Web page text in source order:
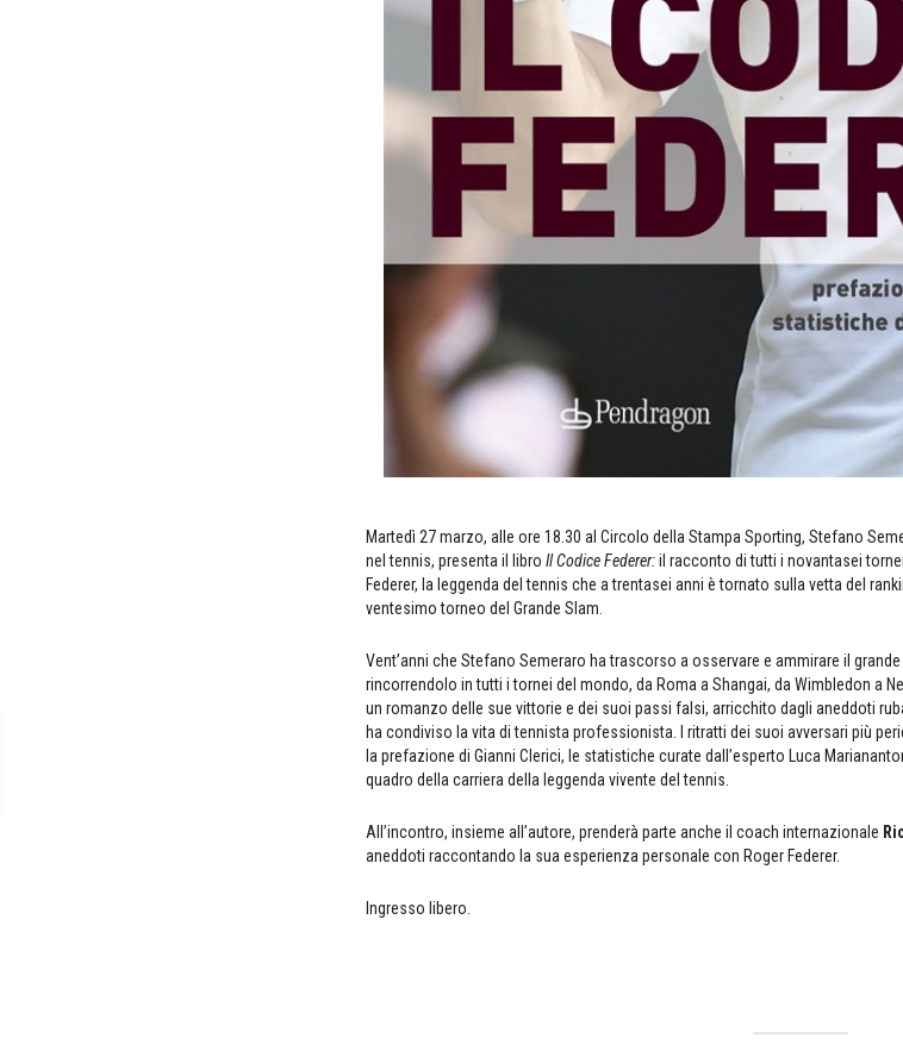
Martedì 27 marzo, alle ore 18.30 al Circolo della Stampa Sporting, Stefano
nel tennis, presenta il libro Il Codice Federer:il racconto di tutti i novantasei
Federer, la leggenda del tennis che a trentasei anni è tornato sulla vetta del
ventesimo torneo del Grande Slam.
Vent’anni che Stefano Semeraro ha trascorso a osservare e ammirare il
rincorrendolo in tutti i tornei del mondo, da Roma a Shangai, da Wimbledon a
un romanzo delle sue vittorie e dei suoi passi falsi, arricchito dagli aneddoti
ha condiviso la vita di tennista professionista. I ritratti dei suoi avversari più
la prefazione di Gianni Clerici, le statistiche curate dall’esperto Luca
quadro della carriera della leggenda vivente del tennis.
All’incontro, insieme all’autore, prenderà parte anche il coach internazionale
aneddoti raccontando la sua esperienza personale con Roger Federer.
Ingresso libero.